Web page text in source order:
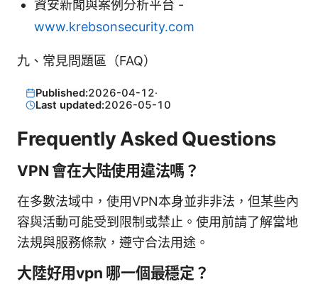
資安新聞與案例分析平台 -
www.krebsonsecurity.com
九、常見問題區（FAQ）
Published:2026-04-12·
Last updated:2026-05-10
Frequently Asked Questions
VPN 會在大陆使用違法嗎？
在多數法域中，使用VPN本身並非非法，但某些內
容與活動可能受到限制或禁止。使用前請了解當地
法規與服務條款，遵守合法用途。
大陸好用vpn 哪一個最穩定？